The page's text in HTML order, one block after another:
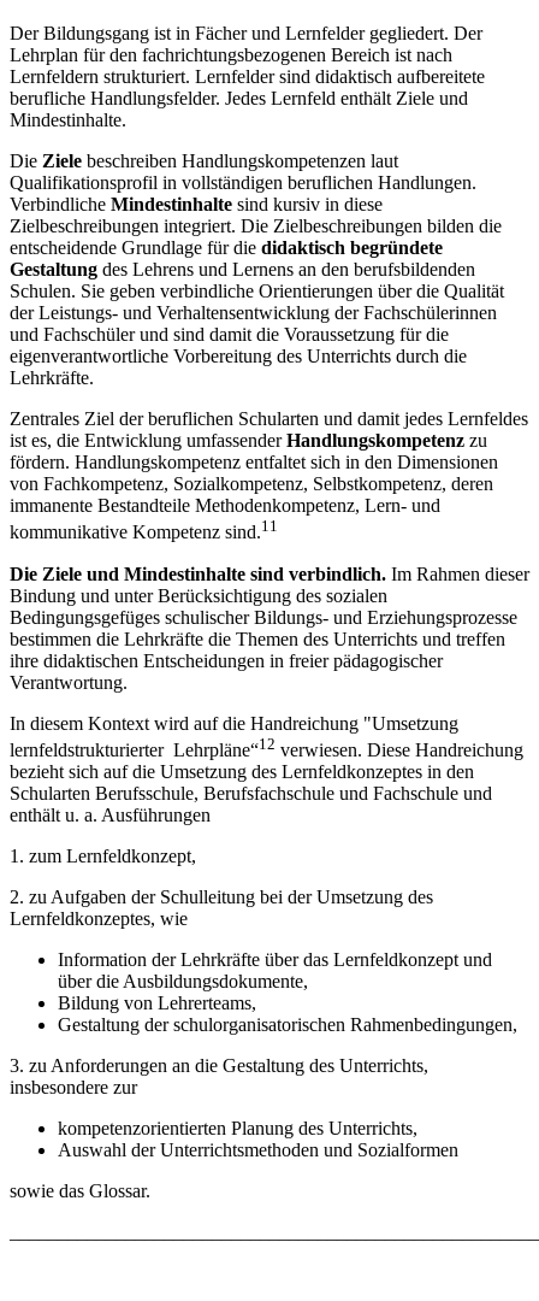
Der Bildungsgang ist in Fächer und Lernfelder gegliedert. Der
Lehrplan für den fachrichtungsbezogenen Bereich ist nach
Lernfeldern strukturiert. Lernfelder sind didaktisch aufbereitete
berufliche Handlungsfelder. Jedes Lernfeld enthält Ziele und
Mindestinhalte.
Die Ziele beschreiben Handlungskompetenzen laut
Qualifikationsprofil in vollständigen beruflichen Handlungen.
Verbindliche Mindestinhalte sind kursiv in diese
Zielbeschreibungen integriert. Die Zielbeschreibungen bilden die
entscheidende Grundlage für die didaktisch begründete
Gestaltung des Lehrens und Lernens an den berufsbildenden
Schulen. Sie geben verbindliche Orientierungen über die Qualität
der Leistungs- und Verhaltensentwicklung der Fachschülerinnen
und Fachschüler und sind damit die Voraussetzung für die
eigenverantwortliche Vorbereitung des Unterrichts durch die
Lehrkräfte.
Zentrales Ziel der beruflichen Schularten und damit jedes Lernfeldes
ist es, die Entwicklung umfassenderHandlungskompetenz zu
fördern. Handlungskompetenz entfaltet sich in den Dimensionen
von Fachkompetenz, Sozialkompetenz, Selbstkompetenz, deren
immanente Bestandteile Methodenkompetenz, Lern- und
kommunikative Kompetenz sind.11
Die Ziele und Mindestinhalte sind verbindlich. Im Rahmen dieser
Bindung und unter Berücksichtigung des sozialen
Bedingungsgefüges schulischer Bildungs- und Erziehungsprozesse
bestimmen die Lehrkräfte die Themen des Unterrichts und treffen
ihre didaktischen Entscheidungen in freier pädagogischer
Verantwortung.
In diesem Kontext wird auf die Handreichung "Umsetzung
lernfeldstrukturierter Lehrpläne“12 verwiesen. Diese Handreichung
bezieht sich auf die Umsetzung des Lernfeldkonzeptes in den
Schularten Berufsschule, Berufsfachschule und Fachschule und
enthält u. a. Ausführungen
1. zum Lernfeldkonzept,
2. zu Aufgaben der Schulleitung bei der Umsetzung des
Lernfeldkonzeptes, wie
Information der Lehrkräfte über das Lernfeldkonzept und
über die Ausbildungsdokumente,
Bildung von Lehrerteams,
Gestaltung der schulorganisatorischen Rahmenbedingungen,
3. zu Anforderungen an die Gestaltung des Unterrichts,
insbesondere zur
kompetenzorientierten Planung des Unterrichts,
Auswahl der Unterrichtsmethoden und Sozialformen
sowie das Glossar.